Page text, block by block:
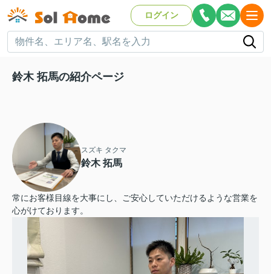
ログイン
鈴木 拓馬の紹介ページ
スズキ タクマ
鈴木 拓馬
常にお客様目線を大事にし、ご安心していただけるような営業を
心がけております。